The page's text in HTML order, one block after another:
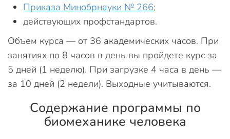
Приказа Минобрнауки № 266;
действующих профстандартов.
Объем курса — от 36 академических часов. При
занятиях по 8 часов в день вы пройдете курс за
5 дней (1 неделю). При загрузке 4 часа в день —
за 10 дней (2 недели). Выходные учитываются.
Содержание программы по
биомеханике человека